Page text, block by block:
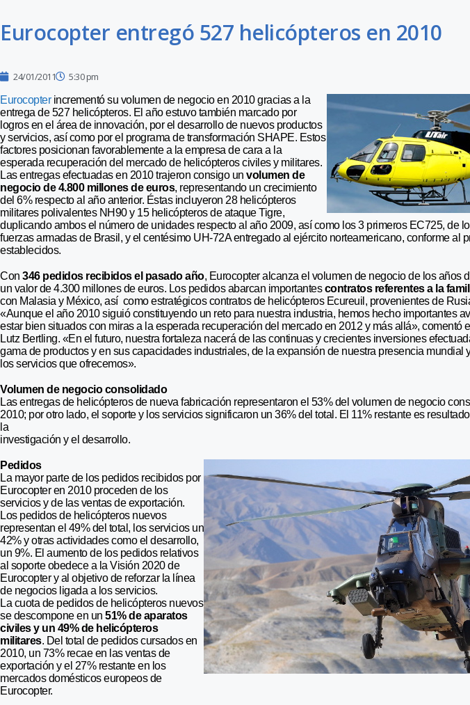
Eurocopter entregó 527 helicópteros en 2010
24/01/2011 5:30 pm
Eurocopterincrementó su volumen de negocio en 2010 gracias a la
entrega de 527 helicópteros. El año estuvo también marcado por
logros en el área de innovación, por el desarrollo de nuevos productos
y servicios, así como por el programa de transformación SHAPE. Estos
factores posicionan favorablemente a la empresa de cara a la
esperada recuperación del mercado de helicópteros civiles y militares.
Las entregas efectuadas en 2010 trajeron consigo un volumen de
negocio de 4.800 millones de euros, representando un crecimiento
del 6% respecto al año anterior. Éstas incluyeron 28 helicópteros
militares polivalentes NH90 y 15 helicópteros de ataque Tigre,
duplicando ambos el número de unidades respecto al año 2009, así como los 3 primeros EC725, de
fuerzas armadas de Brasil, y el centésimo UH-72A entregado al ejército norteamericano, conforme al
establecidos.
Con 346 pedidos recibidos el pasado año, Eurocopter alcanza el volumen de negocio de los años
un valor de 4.300 millones de euros. Los pedidos abarcan importantescontratos referentes a la
con Malasia y México, así como estratégicos contratos de helicópteros Ecureuil, provenientes de
«Aunque el año 2010 siguió constituyendo un reto para nuestra industria, hemos hecho importantes
estar bien situados con miras a la esperada recuperación del mercado en 2012 y más allá», comentó
Lutz Bertling. «En el futuro, nuestra fortaleza nacerá de las continuas y crecientes inversiones
gama de productos y en sus capacidades industriales, de la expansión de nuestra presencia mundial
los servicios que ofrecemos».
Volumen de negocio consolidado
Las entregas de helicópteros de nueva fabricación representaron el 53% del volumen de negocio
2010; por otro lado, el soporte y los servicios significaron un 36% del total. El 11% restante es
la
investigación y el desarrollo.
Pedidos
La mayor parte de los pedidos recibidos por
Eurocopter en 2010 proceden de los
servicios y de las ventas de exportación.
Los pedidos de helicópteros nuevos
representan el 49% del total, los servicios un
42% y otras actividades como el desarrollo,
un 9%. El aumento de los pedidos relativos
al soporte obedece a la Visión 2020 de
Eurocopter y al objetivo de reforzar la línea
de negocios ligada a los servicios.
La cuota de pedidos de helicópteros nuevos
se descompone en un 51% de aparatos
civiles y un 49% de helicópteros
militares. Del total de pedidos cursados en
2010, un 73% recae en las ventas de
exportación y el 27% restante en los
mercados domésticos europeos de
Eurocopter.